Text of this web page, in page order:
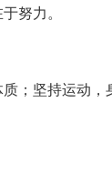
努力。
；坚持运动，